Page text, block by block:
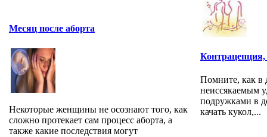
Месяц после аборта
Некоторые женщины не осознают того, как
сложно протекает сам процесс аборта, а
также какие последствия могут
Контрацепция,
Помните, как в
неиссякаемым
подружками в
качать кукол,...